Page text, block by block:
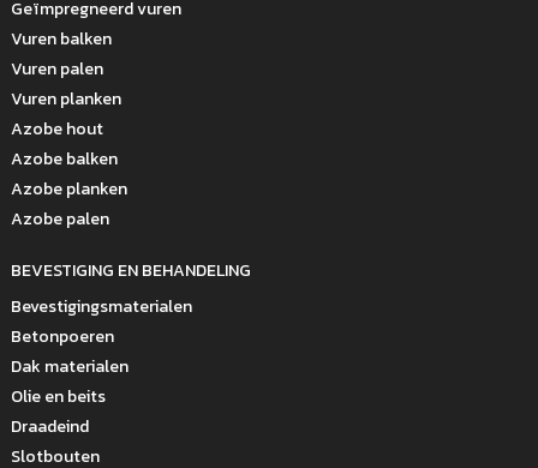
Geïmpregneerd vuren
Vuren balken
Vuren palen
Vuren planken
Azobe hout
Azobe balken
Azobe planken
Azobe palen
BEVESTIGING EN BEHANDELING
Bevestigingsmaterialen
Betonpoeren
Dak materialen
Olie en beits
Draadeind
Slotbouten